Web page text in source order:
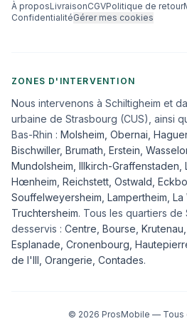
À proposLivraisonCGVPolitique de retour
ConfidentialitéGérer mes cookies
ZONES D'INTERVENTION
Nous intervenons à Schiltigheim et
urbaine de Strasbourg (CUS), ainsi
Bas-Rhin : Molsheim Obernai
Bischwiller, Brumath Erstein
Mundolsheim Illkirch-Graffenstaden
Hœnheim Reichstett Ostwald
Souffelweyersheim, Lampertheim, La
Truchtersheim. Tous les quartiers de
desservis : Centre, Bourse,
Esplanade, Cronenbourg,
de l'Ill, Orangerie, Contades.
© 2026 ProsMobile — Tous